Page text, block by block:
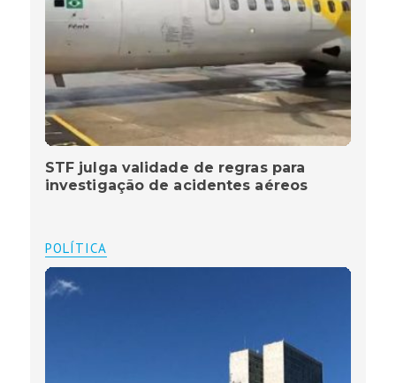
STF julga validade de regras para
investigação de acidentes aéreos
POLÍTICA